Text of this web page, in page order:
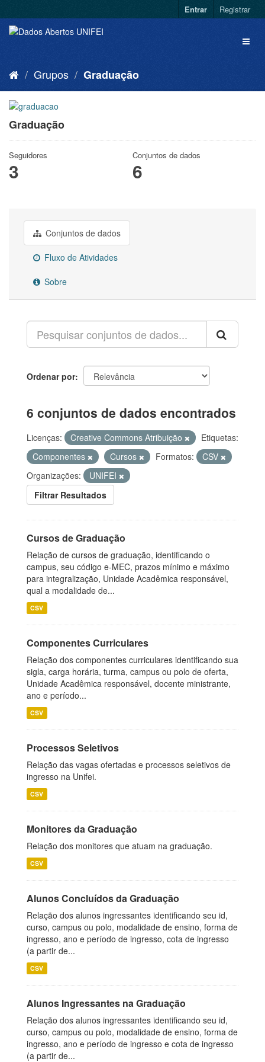
Entrar Registrar
Grupos Graduação
Graduação
Seguidores
3
Conjuntos de dados
6
Conjuntos de dados
Fluxo de Atividades
Sobre
Ordenar por
6 conjuntos de dados encontrados
Licenças: Creative Commons Atribuição
Etiquetas:
Componentes
Cursos Formatos:
CSV
Organizações:
UNIFEI
Filtrar Resultados
Cursos de Graduação
Relação de cursos de graduação, identificando o
campus, seu código e-MEC, prazos mínimo e máximo
para integralização, Unidade Acadêmica responsável,
qual a modalidade de...
CSV
Componentes Curriculares
Relação dos componentes curriculares identificando sua
sigla, carga horária, turma, campus ou polo de oferta,
Unidade Acadêmica responsável, docente ministrante,
ano e período...
CSV
Processos Seletivos
Relação das vagas ofertadas e processos seletivos de
ingresso na Unifei.
CSV
Monitores da Graduação
Relação dos monitores que atuam na graduação.
CSV
Alunos Concluídos da Graduação
Relação dos alunos ingressantes identificando seu id,
curso, campus ou polo, modalidade de ensino, forma de
ingresso, ano e período de ingresso, cota de ingresso
(a partir de...
CSV
Alunos Ingressantes na Graduação
Relação dos alunos ingressantes identificando seu id,
curso, campus ou polo, modalidade de ensino, forma de
ingresso, ano e período de ingresso e cota de ingresso
(a partir de...